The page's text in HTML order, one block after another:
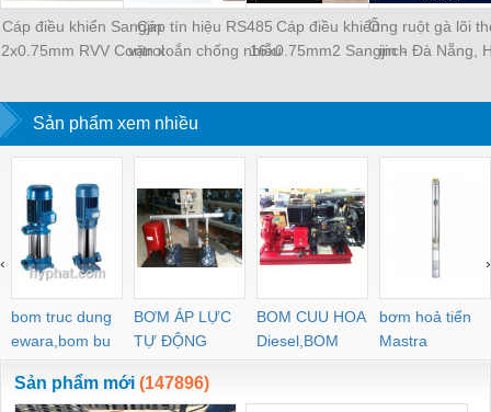
Cáp điều khiển Sangjin
2x0.75mm RVV Control
Cáp tín hiệu RS485
vặn xoắn chống nhiễu
HCM , Đà Nẵng, Hà
Nội
Cáp điều khiển
16x0.75mm2 Sangjin -
Ống ruột gà lõi
inch Đà Nẵng,
Sản phẩm xem nhiều
bom truc dung
ewara,bom bu
ewara
BƠM ÁP LỰC
TỰ ĐỘNG
BOM CUU HOA
Diesel,BOM
CHUA CHAY
bơm hoả tiển
Mastra
‹ ›
Sản phẩm mới (147896)